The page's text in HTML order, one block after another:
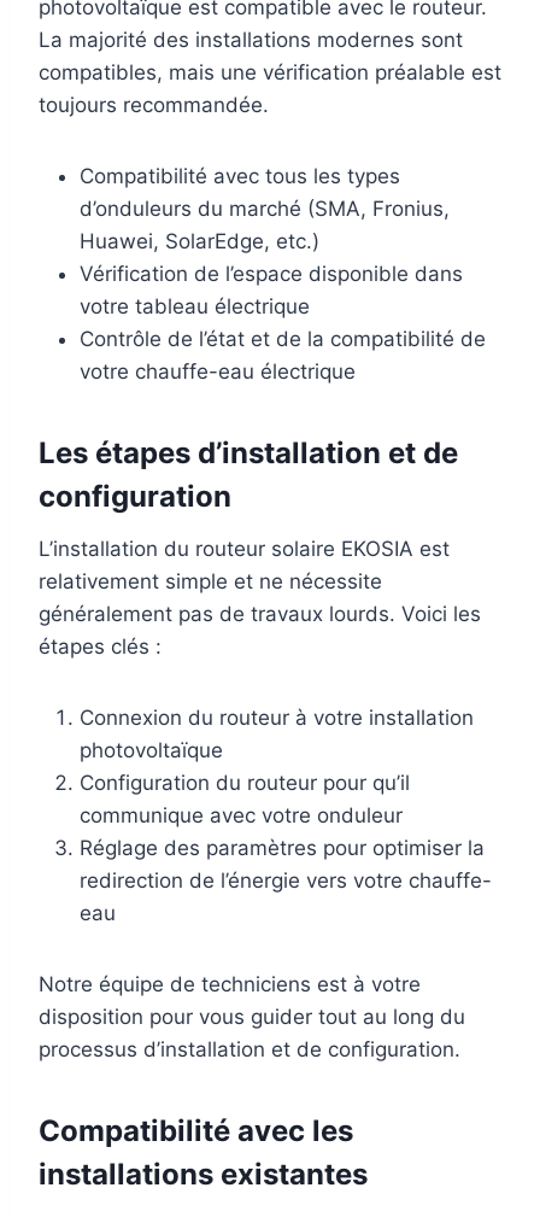
photovoltaïque est compatible avec le routeur.
La majorité des installations modernes sont
compatibles, mais une vérification préalable est
toujours recommandée.
Compatibilité avec tous les types
d’onduleurs du marché (SMA, Fronius,
Huawei, SolarEdge, etc.)
Vérification de l’espace disponible dans
votre tableau électrique
Contrôle de l’état et de la compatibilité de
votre chauffe-eau électrique
Les étapes d’installation et de
configuration
L’installation du routeur solaire EKOSIA est
relativement simple et ne nécessite
généralement pas de travaux lourds. Voici les
étapes clés :
Connexion du routeur à votre installation
photovoltaïque
Configuration du routeur pour qu’il
communique avec votre onduleur
Réglage des paramètres pour optimiser la
redirection de l’énergie vers votre chauffe-
eau
Notre équipe de techniciens est à votre
disposition pour vous guider tout au long du
processus d’installation et de configuration.
Compatibilité avec les
installations existantes